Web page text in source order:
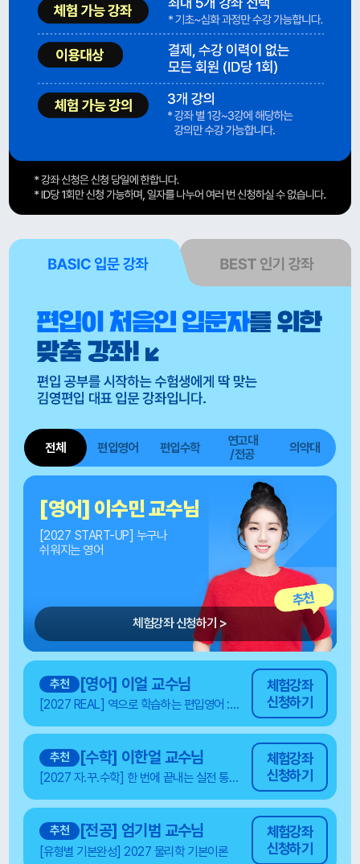
전체 편입영어 편입수학
연고대
/전공
의약대
추천
[영어] 이수민 교수님
[2027 START-UP] 누구나
쉬워지는 영어
체험강좌 신청하기 >
추천 [영어] 이얼 교수님
[2027 REAL] 역으로 학습하는 편입영어 : 리얼역습 1.0
체험강좌
신청하기
추천 [수학] 이한얼 교수님
[2027 자.꾸.수학] 한 번에 끝내는 실전 통합 미적분
체험강좌
신청하기
추천 [전공] 엄기범 교수님
[유형별 기본완성] 2027 물리학 기본이론
체험강좌
신청하기